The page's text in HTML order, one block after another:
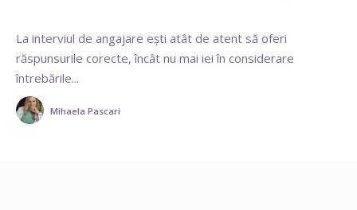
La interviul de angajare ești atât de atent să oferi
răspunsurile corecte, încât nu mai iei în considerare
întrebările...
Mihaela Pascari